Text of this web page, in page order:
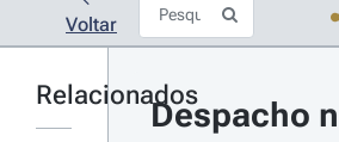
Voltar
Relacionados
Despacho